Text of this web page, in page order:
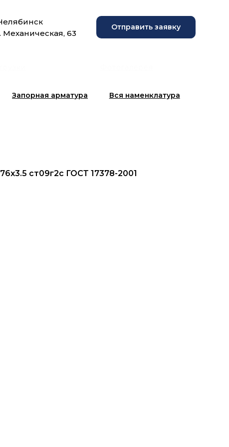
Механическая, 63
Отправить заявку
Запорная арматура Вся наменклатура
ст09г2с ГОСТ 17378-2001